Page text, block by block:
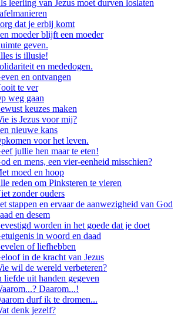
leerling van Jezus moet durven loslaten
dat je erbij komt
moeder blijft een moeder
geven.
is illusie!
en mededogen.
en ontvangen
te ver
weg gaan
keuzes maken
is Jezus voor mij?
nieuwe kans
voor het leven.
jullie hen maar te eten!
en mens, een vier-eenheid misschien?
moed en hoop
reden om Pinksteren te vieren
zonder ouders
stappen en ervaar de aanwezigheid van God
en desem
worden in het goede dat je doet
in woord en daad
of liefhebben
in de kracht van Jezus
wil de wereld verbeteren?
liefde uit handen gegeven
Daarom...!
durf ik te dromen...
denk jezelf?